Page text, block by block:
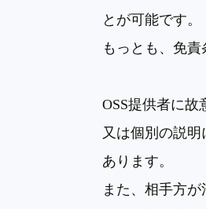
とが可能です。
もっとも、免
OSS提供者に故
又は個別の説
あります。
また、相手方